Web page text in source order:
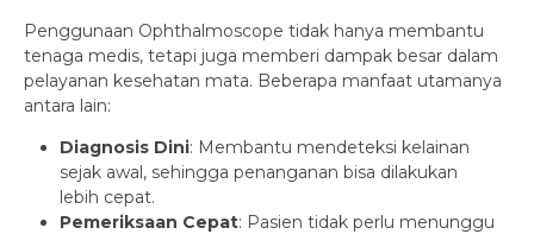
Penggunaan Ophthalmoscope tidak hanya membantu
tenaga medis, tetapi juga memberi dampak besar dalam
pelayanan kesehatan mata. Beberapa manfaat utamanya
antara lain:
Diagnosis Dini: Membantu mendeteksi kelainan
sejak awal, sehingga penanganan bisa dilakukan
lebih cepat.
Pemeriksaan Cepat: Pasien tidak perlu menunggu